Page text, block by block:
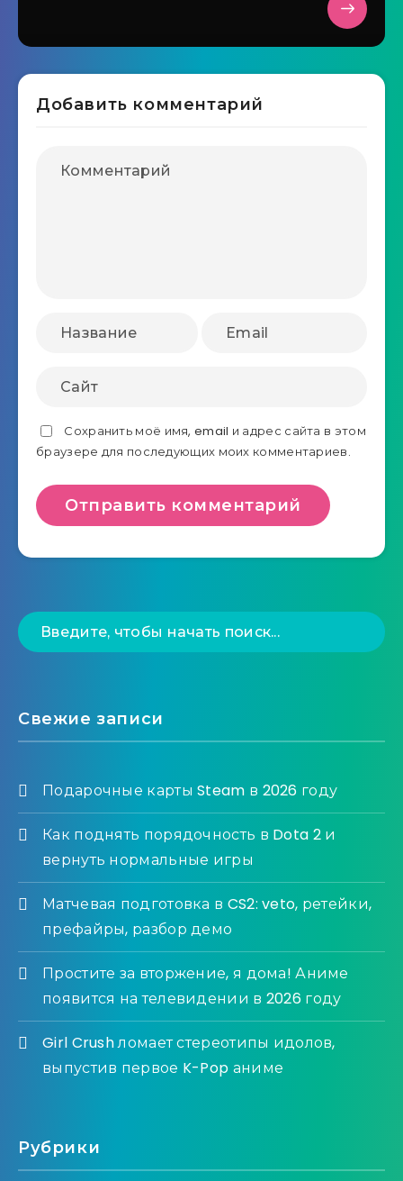
Добавить комментарий
Сохранить моё имя, email и адрес сайта в этом
браузере для последующих моих комментариев.
Свежие записи
Подарочные карты Steam в 2026 году
Как поднять порядочность в Dota 2 и
вернуть нормальные игры
Матчевая подготовка в CS2: veto, ретейки,
префайры, разбор демо
Простите за вторжение, я дома! Аниме
появится на телевидении в 2026 году
Girl Crush ломает стереотипы идолов,
выпустив первое K-Pop аниме
Рубрики